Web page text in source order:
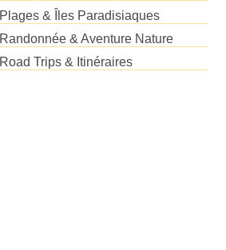
Plages & Îles Paradisiaques
Randonnée & Aventure Nature
Road Trips & Itinéraires